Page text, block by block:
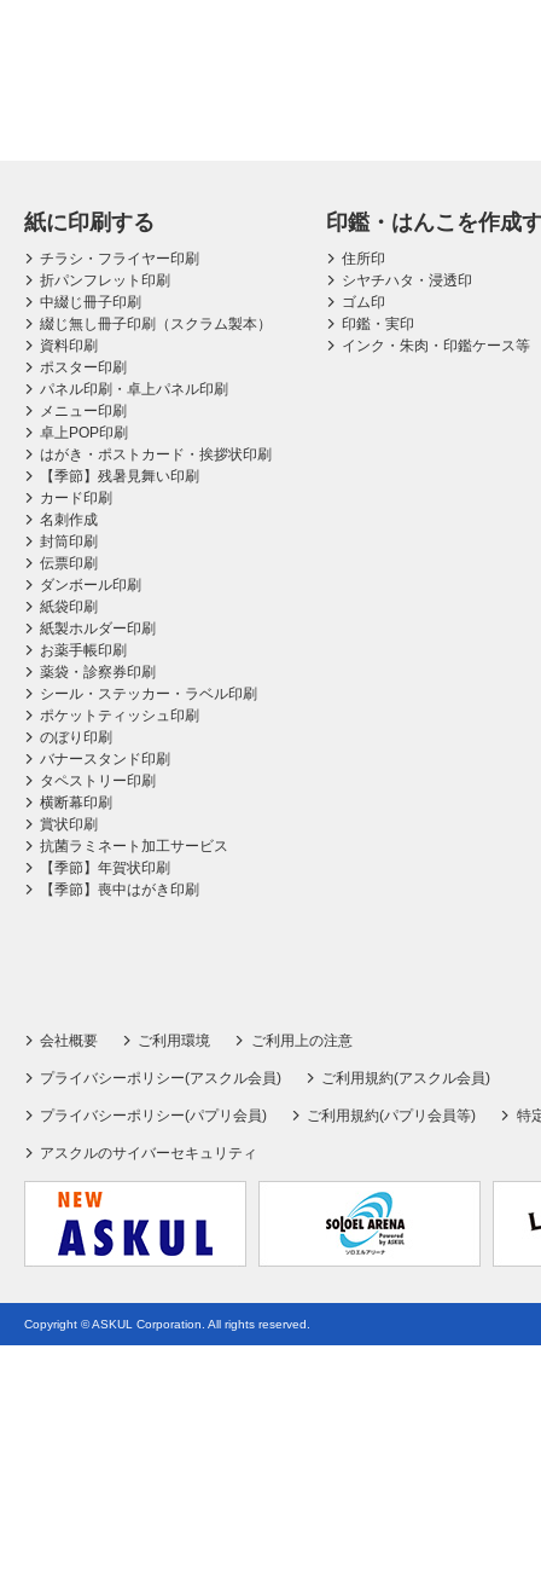
紙に印刷する
チラシ・フライヤー印刷
折パンフレット印刷
中綴じ冊子印刷
綴じ無し冊子印刷（スクラム製本）
資料印刷
ポスター印刷
パネル印刷・卓上パネル印刷
メニュー印刷
卓上POP印刷
はがき・ポストカード・挨拶状印刷
【季節】残暑見舞い印刷
カード印刷
名刺作成
封筒印刷
伝票印刷
ダンボール印刷
紙袋印刷
紙製ホルダー印刷
お薬手帳印刷
薬袋・診察券印刷
シール・ステッカー・ラベル印刷
ポケットティッシュ印刷
のぼり印刷
バナースタンド印刷
タペストリー印刷
横断幕印刷
賞状印刷
抗菌ラミネート加工サービス
【季節】年賀状印刷
【季節】喪中はがき印刷
印鑑・はんこを作成
住所印
シヤチハタ・浸透印
ゴム印
印鑑・実印
インク・朱肉・印鑑ケース等
会社概要 ご利用環境 ご利用上の注意
プライバシーポリシー(アスクル会員) ご利用規約(アスクル会員)
プライバシーポリシー(パプリ会員) ご利用規約(パプリ会員等) 特
アスクルのサイバーセキュリティ
Copyright © ASKUL Corporation. All rights reserved.